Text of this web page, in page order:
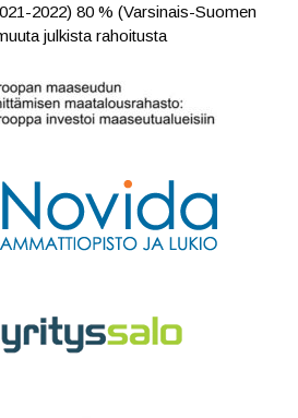
2022) 80 % (Varsinais-Suomen
julkista rahoitusta